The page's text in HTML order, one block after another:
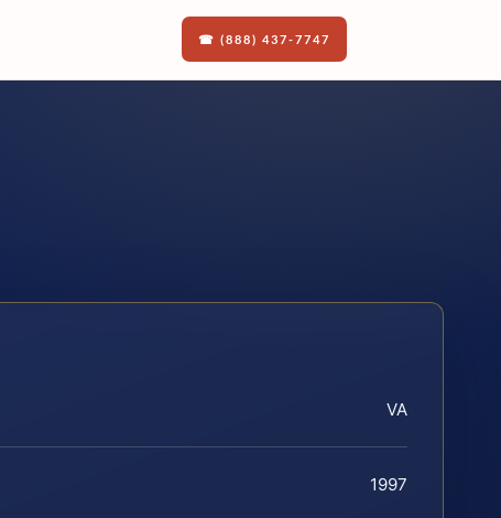
☎ (888) 437-7747
VA
1997